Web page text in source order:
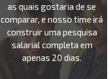
as quais gostaria de se
comparar, e nosso time irá
construir uma pesquisa
salarial completa em
apenas 20 dias.